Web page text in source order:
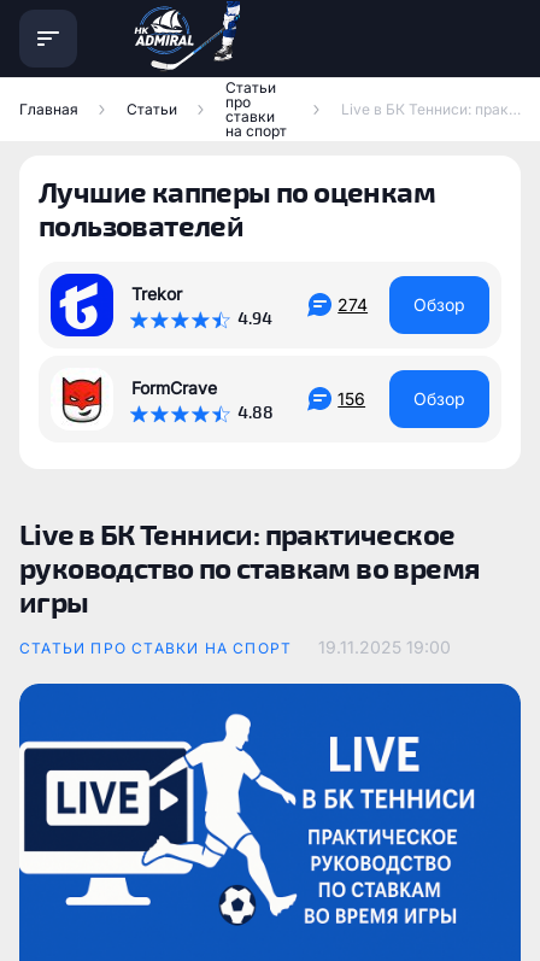
Главная Статьи
Статьи
про
ставки
на спорт
Live в БК Тенниси: практическое руководство по ставкам во время игры
Лучшие капперы по оценкам
пользователей
Trekor
4.94
274 Обзор
FormCrave
4.88
156 Обзор
Live в БК Тенниси: практическое
руководство по ставкам во время
игры
СТАТЬИ ПРО СТАВКИ НА СПОРТ 19.11.2025 19:00